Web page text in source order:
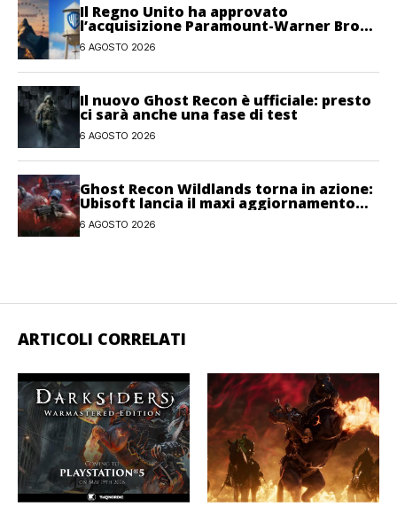
Il Regno Unito ha approvato
l’acquisizione Paramount-Warner Bros
Discovery
6 AGOSTO 2026
Il nuovo Ghost Recon è ufficiale: presto
ci sarà anche una fase di test
6 AGOSTO 2026
Ghost Recon Wildlands torna in azione:
Ubisoft lancia il maxi aggiornamento
gratuito Last Rites
6 AGOSTO 2026
ARTICOLI CORRELATI